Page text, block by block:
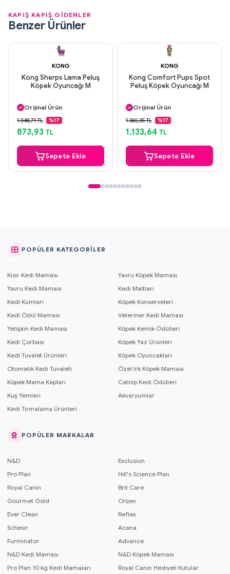
KAPIŞ KAPIŞ GİDENLER
Benzer Ürünler
KONG
Kong Sherps Lama Peluş
Köpek Oyuncağı M
Orijinal Ürün
Güvenli Ödeme
Aynı Gün Kargo
1.048,71 TL %17
873,93 TL
Sepete Ekle
KONG
Kong Comfort Pups Spot
Peluş Köpek Oyuncağı M
Orijinal Ürün
Güvenli Ödeme
Aynı Gün Kargo
1.360,35 TL %17
1.133,64 TL
Sepete Ekle
POPÜLER KATEGORILER
Kısır Kedi Maması
Yavru Köpek Maması
Yavru Kedi Maması
Kedi Maltları
Kedi Kumları
Köpek Konserveleri
Kedi Ödül Maması
Veteriner Kedi Maması
Yetişkin Kedi Maması
Köpek Kemik Ödülleri
Kedi Çorbası
Köpek Yaz Ürünleri
Kedi Tuvalet Ürünleri
Köpek Oyuncakları
Otomatik Kedi Tuvaleti
Özel Irk Köpek Maması
Köpek Mama Kapları
Catnip Kedi Ödülleri
Kuş Yemleri
Akvaryumlar
Kedi Tırmalama Ürünleri
POPÜLER MARKALAR
N&D
Exclusion
Pro Plan
Hill's Science Plan
Royal Canin
Brit Care
Gourmet Gold
Orijen
Ever Clean
Reflex
Schesir
Acana
Furminator
Advance
N&D Kedi Maması
N&D Köpek Maması
Pro Plan 10 kg Kedi Mamaları
Royal Canin Hediyeli Kutular